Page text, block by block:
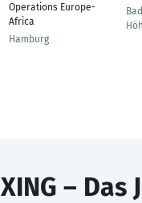
Operations Europe-
Africa
Hamburg
XING –